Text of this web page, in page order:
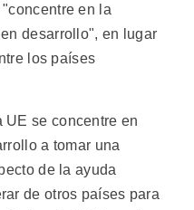
en la
desarrollo", en lugar
los países
UE se concentre en
a tomar una
de la ayuda
de otros países para